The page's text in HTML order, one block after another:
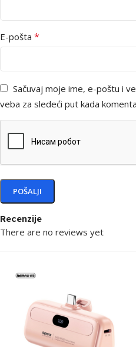
Recenzije
There are no reviews yet
E-pošta *
Sačuvaj moje ime, e-poštu i
veba za sledeći put kada